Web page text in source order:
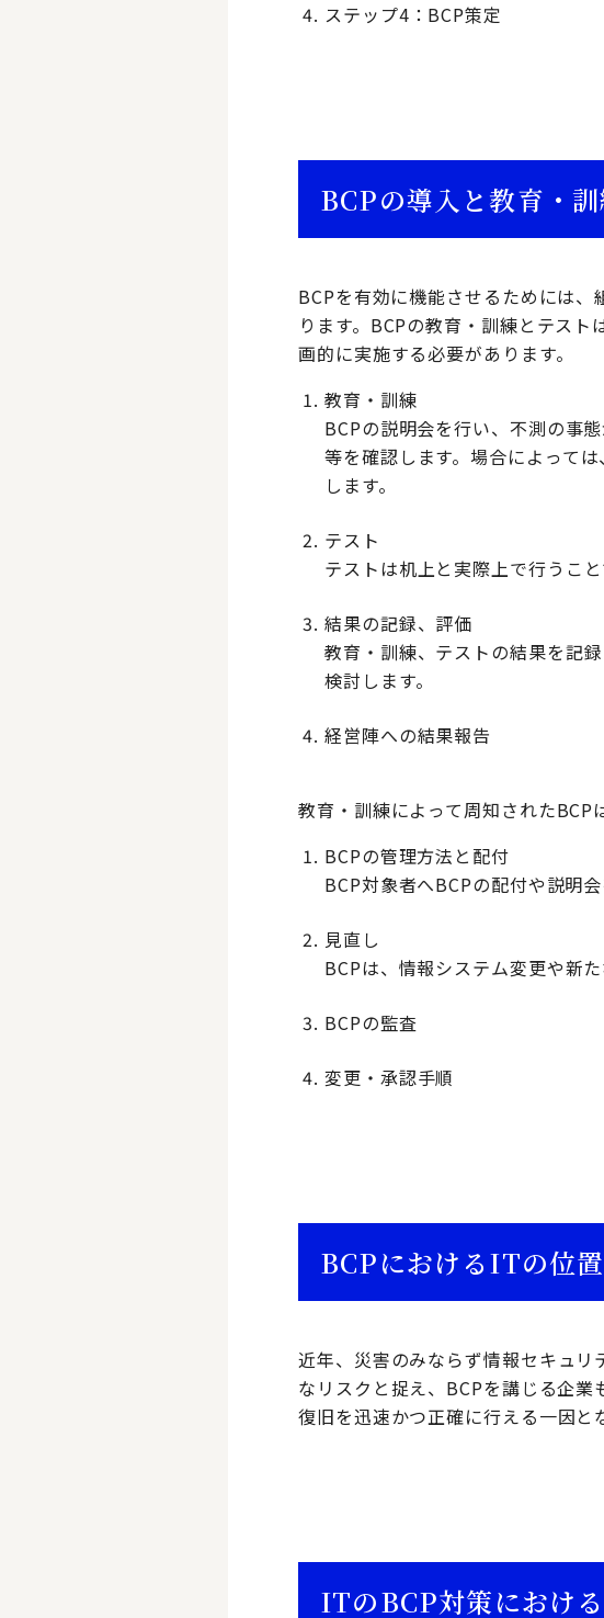
ステップ4：BCP策定
BCPの導入と教育・
BCPを有効に機能させるためには
ります。BCPの教育・訓練とテス
画的に実施する必要があります。
教育・訓練
BCPの説明会を行い、不測の事
等を確認します。場合によって
します。
テスト
テストは机上と実際上で行うこ
結果の記録、評価
教育・訓練、テストの結果を記
検討します。
経営陣への結果報告
教育・訓練によって周知されたBCP
BCPの管理方法と配付
BCP対象者へBCPの配付や説明会
見直し
BCPは、情報システム変更や新
BCPの監査
変更・承認手順
BCPにおけるITの位
近年、災害のみならず情報セキュ
なリスクと捉え、BCPを講じる企
復旧を迅速かつ正確に行える一因と
ITのBCP対策におけ